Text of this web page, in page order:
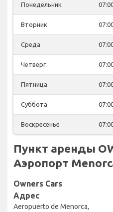
Понедельник
Вторник
Среда
Четверг
Пятница
Суббота
Воскресенье
Пункт аренды
Аэропорт
Owners Cars
Адрес
Aeropuerto de Menorca,